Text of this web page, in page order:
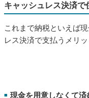
キャッシュレス決済で
これまで納税といえば
レス決済で支払うメリ